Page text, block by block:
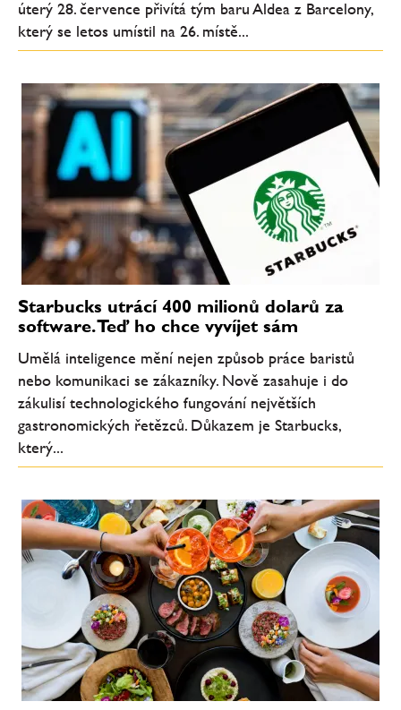
úterý 28. července přivítá tým baru Aldea z Barcelony,
který se letos umístil na 26. místě...
Starbucks utrácí 400 milionů dolarů za
software. Teď ho chce vyvíjet sám
Umělá inteligence mění nejen způsob práce baristů
nebo komunikaci se zákazníky. Nově zasahuje i do
zákulisí technologického fungování největších
gastronomických řetězců. Důkazem je Starbucks,
který...